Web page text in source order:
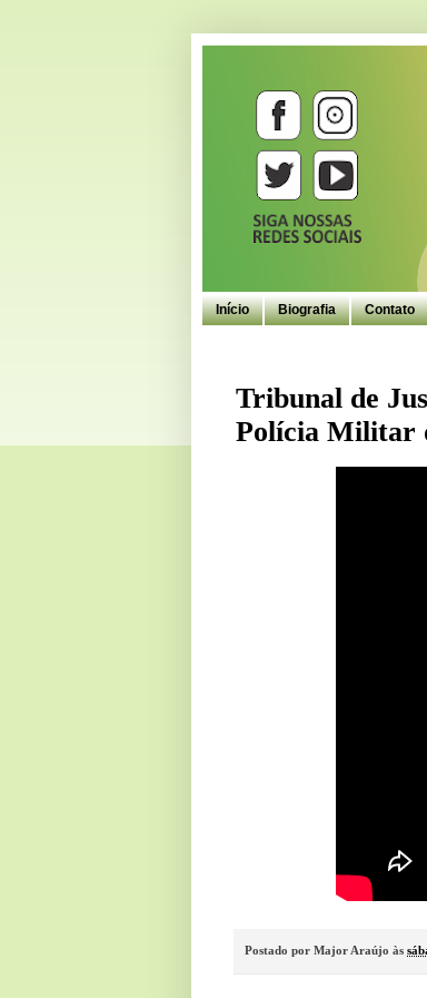
Início Biografia Contato
Tribunal de
Polícia Militar
Postado por Major Araújo às